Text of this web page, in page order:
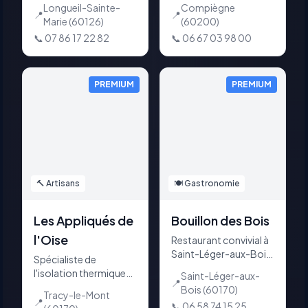
dépannage,
rénovation électrique
et domotique.
📍
Longueil-Sainte-
Marie (60126)
📞 07 86 17 22 82
Somme. Rendez-vous
découverte gratuit
avec Béatrice à
Compiègne, Beauvais
ou Amiens.
📍
Compiègne
(60200)
📞 06 67 03 98 00
PREMIUM
🔨 Artisans
Les Appliqués de
l'Oise
Spécialiste de
l'isolation thermique
le-Mont. Membre du
📍
Tracy-le-Mont
PREMIUM
🍽️Gastronomie
Bouillon des Bois
Restaurant convivial à
Saint-Léger-aux-Bois.
authentique, midi &
soir. Planches à
📍
Saint-Léger-aux-
Bois (60170)